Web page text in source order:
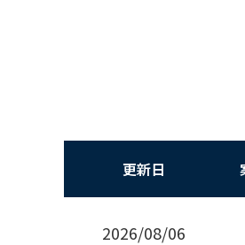
更新日
2026/08/06